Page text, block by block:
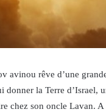
avinou rêve d’une
la Terre d’Israel,
chez son oncle Lavan.